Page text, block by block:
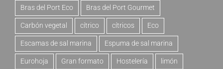
Bras del Port Eco Bras del Port Gourmet
Carbón vegetal cítrico cítricos Eco
Escamas de sal marina Espuma de sal marina
Eurohoja Gran formato Hostelería limón